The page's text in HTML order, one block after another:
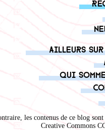
Ailleurs
Qui
les contenus de ce blog sont
Creative Commons